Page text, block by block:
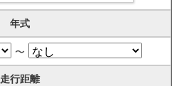
年式
〜
走行距離